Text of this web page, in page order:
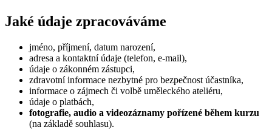
Jaké údaje zpracováváme
jméno, příjmení, datum narození,
adresa a kontaktní údaje (telefon, e-mail),
údaje o zákonném zástupci,
zdravotní informace nezbytné pro bezpečnost účastníka,
informace o zájmech či volbě uměleckého ateliéru,
údaje o platbách,
fotografie, audio a videozáznamy pořízené během kurzu
(na základě souhlasu).